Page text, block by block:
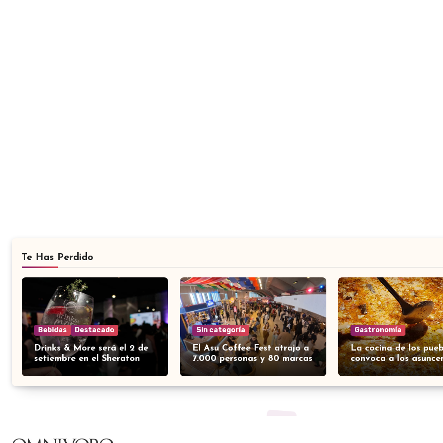
Te Has Perdido
Bebidas Destacado
Drinks & More será el 2 de
setiembre en el Sheraton
Sin categoría
El Asu Coffee Fest atrajo a
7.000 personas y 80 marcas
Gastronomía
La cocina de los
convoca a los